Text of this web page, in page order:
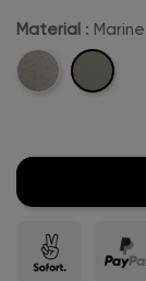
Material :
Leinen
Marine-
Leder